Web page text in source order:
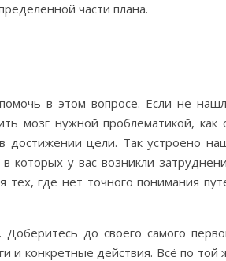
части плана.
в этом вопросе. Если не
мозг нужной проблематикой, как
достижении цели. Так устроено
у вас возникли
тех, где нет точного понимания
до своего самого
и конкретные действия. Всё по той